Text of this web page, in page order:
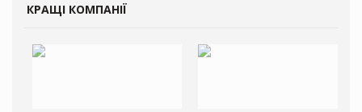
КРАЩІ КОМПАНІЇ